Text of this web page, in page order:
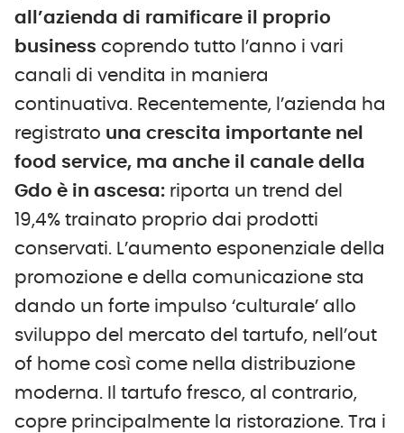
all’azienda di ramificare il proprio
business coprendo tutto l’anno i vari
canali di vendita in maniera
continuativa. Recentemente, l’azienda ha
registrato una crescita importante nel
food service, ma anche il canale della
Gdo è in ascesa: riporta un trend del
19,4% trainato proprio dai prodotti
conservati. L’aumento esponenziale della
promozione e della comunicazione sta
dando un forte impulso ‘culturale’ allo
sviluppo del mercato del tartufo, nell’out
of home così come nella distribuzione
moderna. Il tartufo fresco, al contrario,
copre principalmente la ristorazione. Tra i